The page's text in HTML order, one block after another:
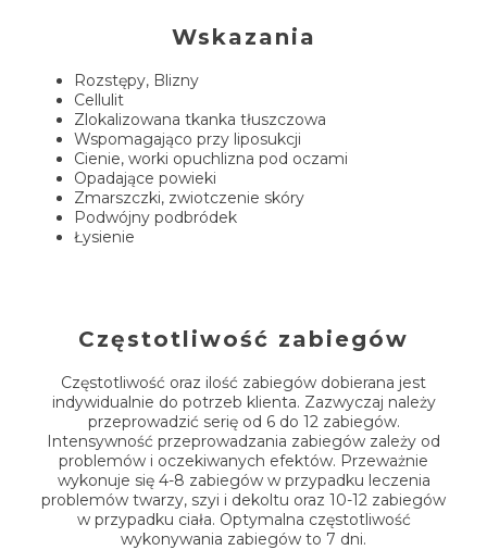
Wskazania
Rozstępy, Blizny
Cellulit
Zlokalizowana tkanka tłuszczowa
Wspomagająco przy liposukcji
Cienie, worki opuchlizna pod oczami
Opadające powieki
Zmarszczki, zwiotczenie skóry
Podwójny podbródek
Łysienie
Częstotliwość zabiegów
Częstotliwość oraz ilość zabiegów dobierana jest
indywidualnie do potrzeb klienta. Zazwyczaj należy
przeprowadzić serię od 6 do 12 zabiegów.
Intensywność przeprowadzania zabiegów zależy od
problemów i oczekiwanych efektów. Przeważnie
wykonuje się 4-8 zabiegów w przypadku leczenia
problemów twarzy, szyi i dekoltu oraz 10-12 zabiegów
w przypadku ciała. Optymalna częstotliwość
wykonywania zabiegów to 7 dni.